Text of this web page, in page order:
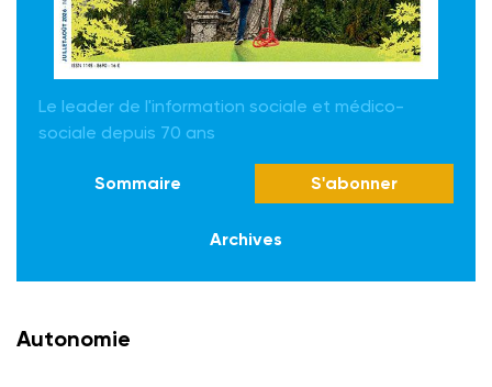
Le leader de l'information sociale et médico-
sociale depuis 70 ans
Sommaire S'abonner
Archives
Autonomie